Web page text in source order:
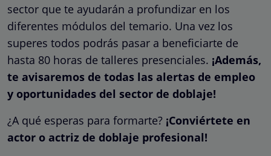
sector que te ayudarán a profundizar en los
diferentes módulos del temario. Una vez los
superes todos podrás pasar a beneficiarte de
hasta 80 horas de talleres presenciales. ¡Además,
te avisaremos de todas las alertas de empleo
y oportunidades del sector de doblaje!
¿A qué esperas para formarte? ¡Conviértete en
actor o actriz de doblaje profesional!